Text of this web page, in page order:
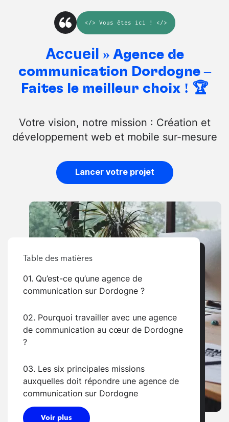
</> Vous êtes ici ! </>
Accueil » Agence de
communication Dordogne –
Faites le meilleur choix ! 🏆
Votre vision, notre mission : Création et
développement web et mobile sur-mesure
Lancer votre projet
Table des matières
01. Qu’est-ce qu’une agence de
communication sur Dordogne ?
02. Pourquoi travailler avec une agence
de communication au cœur de Dordogne
?
03. Les six principales missions
auxquelles doit répondre une agence de
communication sur Dordogne
Voir plus